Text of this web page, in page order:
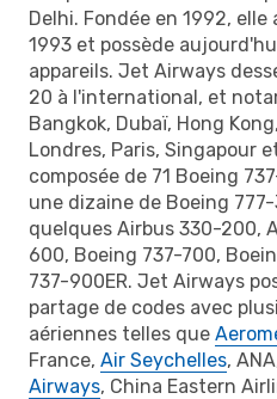
Delhi. Fondée en 1992,
1993 et possède
appareils. Jet Airways
20 à l'international, et
Bangkok, Dubaï, Hong
Londres, Paris, Singapour
composée de 71 Boeing
une dizaine de Boeing
quelques Airbus 330-200,
600, Boeing 737-700,
737-900ER. Jet Airways
partage de codes avec
aériennes telles que
France, Air Seychelles,
Airways, China Eastern